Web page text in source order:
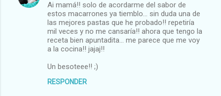
Ai mamá!! solo de acordarme del sabor de
estos macarrones ya tiemblo... sin duda una de
las mejores pastas que he probado!! repetiría
mil veces y no me cansaría!! ahora que tengo la
receta bien apuntadita... me parece que me voy
a la cocina!! jajaj!!
Un besoteee!! ;)
RESPONDER